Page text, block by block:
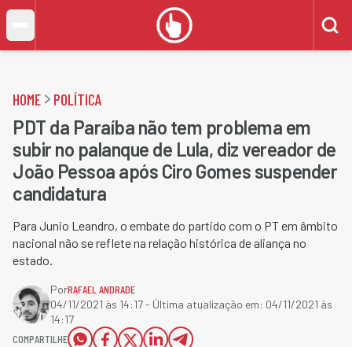
HOME POLÍTICA
PDT da Paraíba não tem problema em
subir no palanque de Lula, diz vereador de
João Pessoa após Ciro Gomes suspender
candidatura
Para Junio Leandro, o embate do partido com o PT em âmbito
nacional não se reflete na relação histórica de aliança no
estado.
PorRAFAEL ANDRADE
04/11/2021 às 14:17- Última atualização em: 04/11/2021 às
14:17
COMPARTILHE